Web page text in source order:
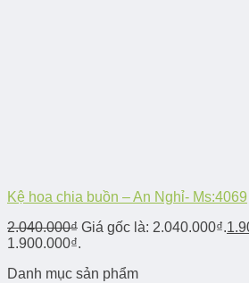
Kệ hoa chia buồn – An Nghỉ- Ms:4069
2.040.000₫ Giá gốc là: 2.040.000₫.
1.900.000₫.
Danh mục sản phẩm